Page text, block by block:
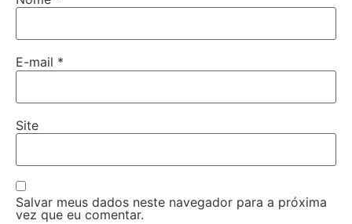
E-mail *
Site
Salvar meus dados neste navegador para a próxima
vez que eu comentar.